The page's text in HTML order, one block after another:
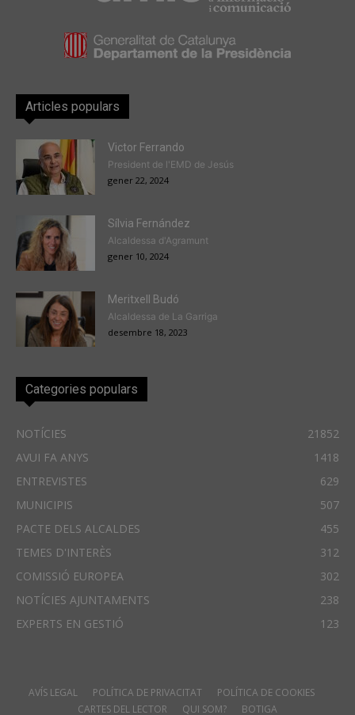
Articles populars
Victor Ferrando
President de l'EMD de Jesús
gener 22, 2024
Sílvia Fernández
Alcaldessa d'Agramunt
gener 10, 2024
Meritxell Budó
Alcaldessa de La Garriga
desembre 18, 2023
Categories populars
NOTÍCIES
21852
AVUI FA ANYS
1418
ENTREVISTES
629
MUNICIPIS
507
PACTE DELS ALCALDES
455
TEMES D'INTERÈS
312
COMISSIÓ EUROPEA
302
NOTÍCIES AJUNTAMENTS
238
EXPERTS EN GESTIÓ
123
AVÍS LEGAL POLÍTICA DE PRIVACITAT
POLÍTICA DE COOKIES
CARTES DEL LECTOR
QUI SOM? BOTIGA